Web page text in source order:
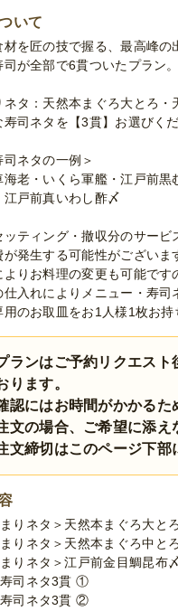
いて
を匠の技で握る、最高峰の
司が全部で6貫ついたプラン
ネタ：天然本まぐろ大とろ
寿司ネタを【3貫】お選びくだ
司ネタの一例＞
海老・いくら軍艦・江戸前
江戸前真いわし酢〆
ティング・撤収分のサービ
が発生する可能性がございま
りお料理の変更も可能です
入れによりメニュー・寿司
のお取皿をお1人様1枚お持
ランはご予約リクエス
ります。
認にはお時間がかかる
文の場合、ご希望に添え
文締切はこのページ下部
りネタ＞天然本まぐろ大とろ
りネタ＞天然本まぐろ中とろ
りネタ＞江戸前金目鯛昆布
司ネタ3貫 ①
司ネタ3貫 ②